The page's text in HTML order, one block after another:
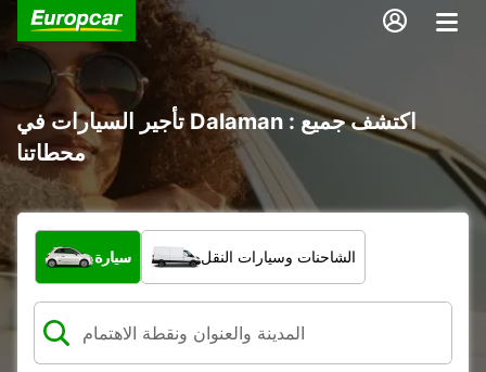
تأجير السيارات في Dalaman : اكتشف جميع
محطاتنا
ما نوع المركبة؟
سيارة الشاحنات وسيارات النقل